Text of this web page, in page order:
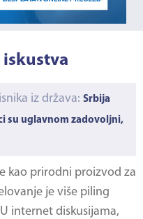
iz država: Srbija
su uglavnom zadovoljni,
kao prirodni proizvod za
je više piling
internet diskusijama,